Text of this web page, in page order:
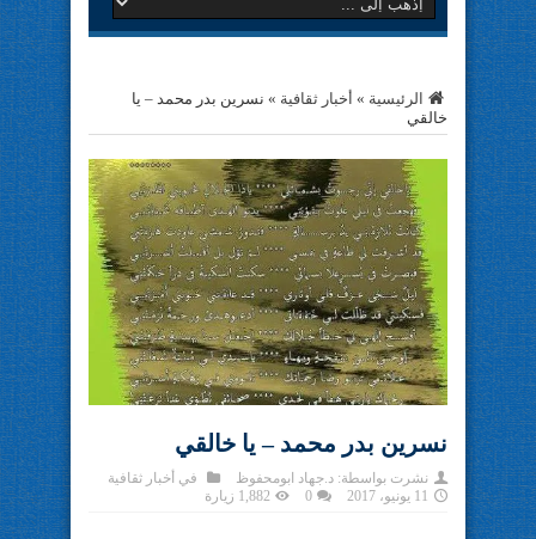
الرئيسية » أخبار ثقافية » نسرين بدر محمد – يا
خالقي
نسرين بدر محمد – يا خالقي
نشرت بواسطة: د.جهاد ابومحفوظ في أخبار ثقافية
11 يونيو، 2017
0 1,882 زيارة